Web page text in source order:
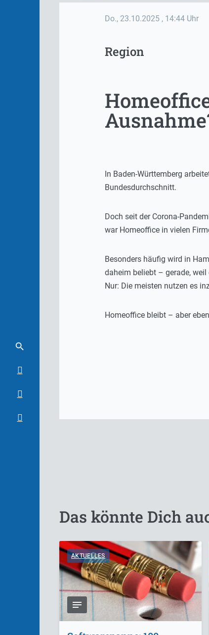
Do., 23.10.2025 , 14:44 Uhr
Region
In Baden-Württemberg
Bundesdurchschnitt.
Doch seit der Corona-
war Homeoffice in vielen
Besonders häufig wird in
daheim beliebt – gerade,
Nur: Die meisten nutzen es
Homeoffice bleibt – aber
Das könnte Dich
AKTUELLES